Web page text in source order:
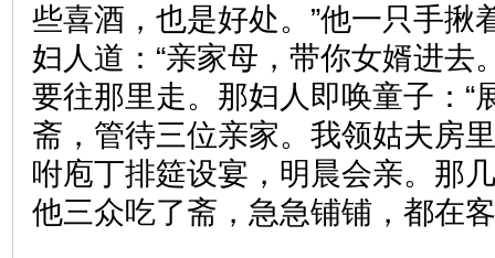
些喜酒，也是好处。”他一只手揪
妇人道：“亲家母，带你女婿进去
要往那里走。那妇人即唤童子：“
斋，管待三位亲家。我领姑夫房
咐庖丁排筵设宴，明晨会亲。那
他三众吃了斋，急急铺铺，都